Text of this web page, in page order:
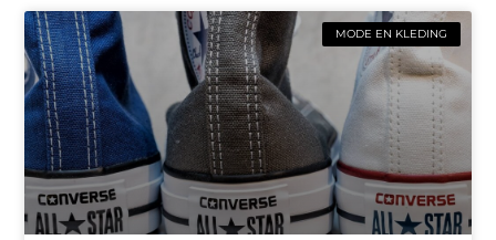
MODE EN KLEDING